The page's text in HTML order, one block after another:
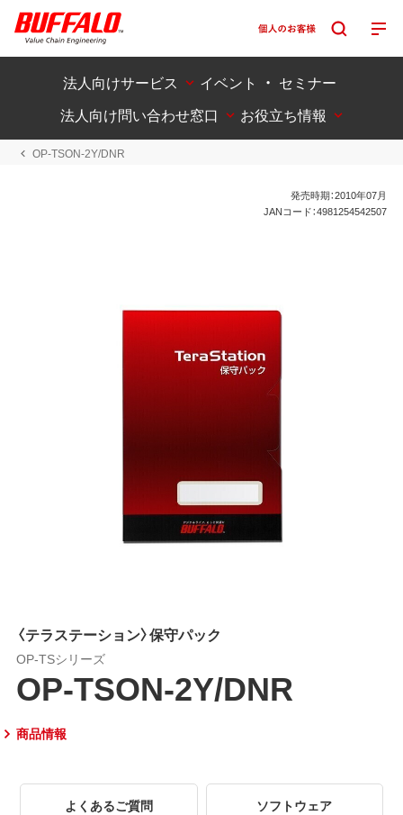
法人向けサービス
イベント ・ セミナー
法人向け問い合わせ窓口
お役立ち情報
OP-TSON-2Y/DNR
発売時期：2010年07月
JANコード：4981254542507
〈テラステーション〉保守パック
OP-TSシリーズ
OP-TSON-2Y/DNR
商品情報
よくあるご質問 ソフトウェア